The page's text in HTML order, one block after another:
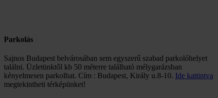
Parkolás
Sajnos Budapest belvárosában sem egyszerű szabad parkolóhelyet
találni. Üzletünktől kb 50 méterre található mélygarázsban
kényelmesen parkolhat. Cím : Budapest, Király u.8-10. Ide kattintva
megtekintheti térképünket!